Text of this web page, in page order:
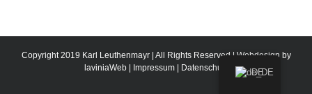
Copyright 2019 Karl Leuthenmayr | All Rights Reserved | Webdesign by
laviniaWeb| Impressum| Datenschutz DE